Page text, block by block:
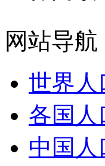
网站导航
世界人
各国人
中国人